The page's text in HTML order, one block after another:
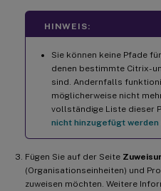
HINWEIS:
Sie können keine Pfade
denen bestimmte Citrix-
sind. Andernfalls
möglicherweise nicht
vollständige Liste dieser
nicht hinzugefügt werden
Fügen Sie auf der Seite
(Organisationseinheiten) und
zuweisen möchten. Weitere